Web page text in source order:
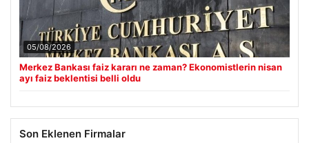
05/08/2026
Merkez Bankası faiz kararı ne zaman? Ekonomistlerin nisan
ayı faiz beklentisi belli oldu
Son Eklenen Firmalar